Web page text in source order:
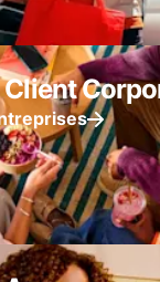
Client